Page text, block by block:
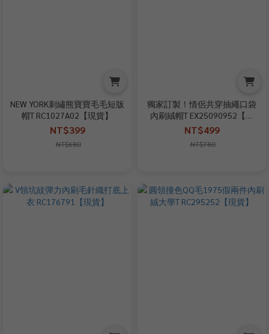
NEW YORK刺繡熊寶寶毛毛短版
帽T RC1027A02【現貨】
NT$399
NT$680
獨家訂製！情侶共穿抽繩口袋
內刷絨帽T EX25090952【現
貨】
NT$499
NT$780